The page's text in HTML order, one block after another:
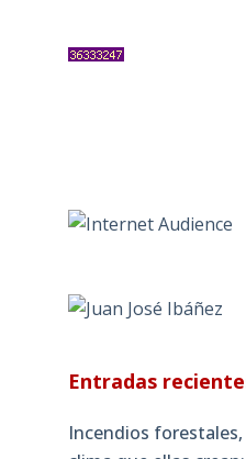
Entradas
Incendios